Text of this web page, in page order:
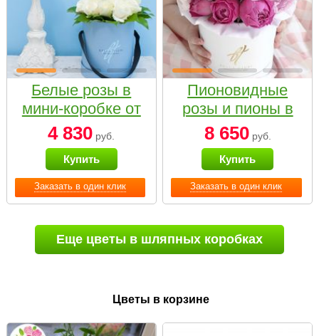
Заказать в один клик
Белые розы в
мини-коробке от
Bella Fiori
4 830 руб.
Купить
Заказать в один клик
Пионовидные
розы и пионы в
белой коробке
Small
8 650руб.
Купить
Еще цветы в шляпных коробках
Цветы в корзине